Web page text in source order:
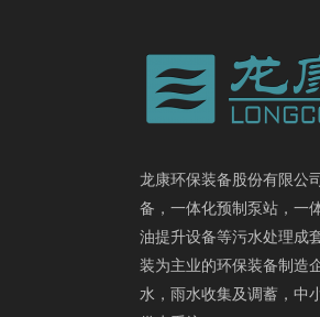
龙康环保装备股份有限公
备，一体化预制泵站，一
油提升设备等污水处理成
装为主业的环保装备制造
水，雨水收集及调蓄，中